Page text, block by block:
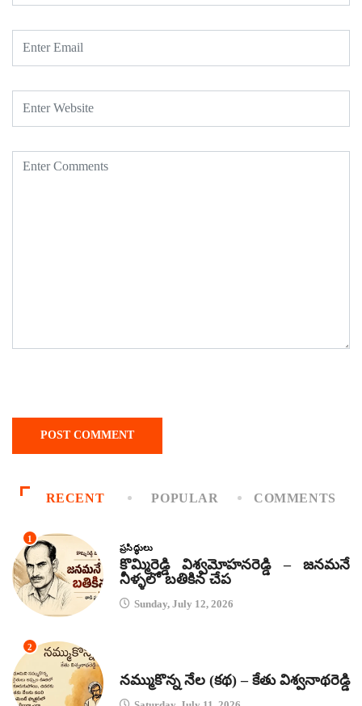
RECENT POPULAR COMMENTS
1
ప్రసిద్ధులు
కొమ్మిరెడ్డి విశ్వమోహనరెడ్డి – జనమనే
నీళ్ళలో బతికిన చేప
Sunday, July 12, 2026
2
నమ్ముకొన్న నేల (కథ) – కేతు విశ్వనాథరెడ్డి